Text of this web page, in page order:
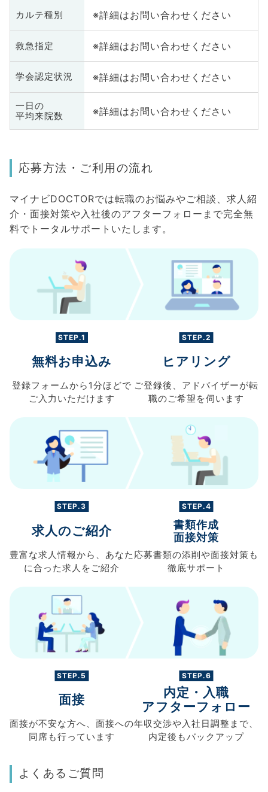
カルテ種別 ※詳細はお問い合わせください
救急指定 ※詳細はお問い合わせください
学会認定状況 ※詳細はお問い合わせください
一日の
平均来院数
※詳細はお問い合わせください
応募方法・ご利用の流れ
マイナビDOCTORでは転職のお悩みやご相談、求人紹
介・面接対策や入社後のアフターフォローまで完全無
料でトータルサポートいたします。
STEP.1
無料お申込み
登録フォームから 1分ほどで
ご入力 いただけます
STEP.2
ヒアリング
ご登録後、 アドバイザーが転
職のご希望を伺います
STEP.3
求人のご紹介
豊富な求人情報から、 あなた
に合った求人を ご紹介
STEP.4
書類作成
面接対策
応募書類の添削や面接対策も
徹底サポート
STEP.5
面接
面接が不安な方へ、 面接への
同席も行っています
STEP.6
内定・入職
アフターフォロー
年収交渉や入社日調整まで、
内定後もバックアップ
よくあるご質問